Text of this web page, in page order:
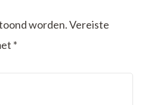
worden.Vereiste
*